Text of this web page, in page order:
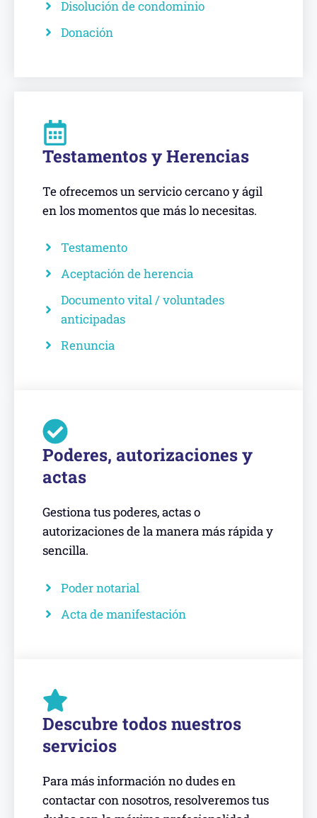
Disolución de condominio
Donación
Testamentos y Herencias
Te ofrecemos un servicio cercano y ágil
en los momentos que más lo necesitas.
Testamento
Aceptación de herencia
Documento vital / voluntades
anticipadas
Renuncia
Poderes, autorizaciones y
actas
Gestiona tus poderes, actas o
autorizaciones de la manera más rápida y
sencilla.
Poder notarial
Acta de manifestación
Descubre todos nuestros
servicios
Para más información no dudes en
contactar con nosotros, resolveremos tus